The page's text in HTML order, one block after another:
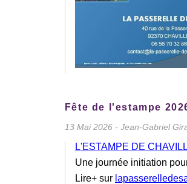
Fête de l'estampe
13 Mai 2026 - Jean-Gabriel
L'ESTAMPE DE
Une journée initiation
Lire+ sur